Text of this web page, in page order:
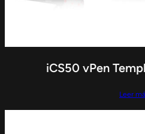
iCS50 vPen
Leer